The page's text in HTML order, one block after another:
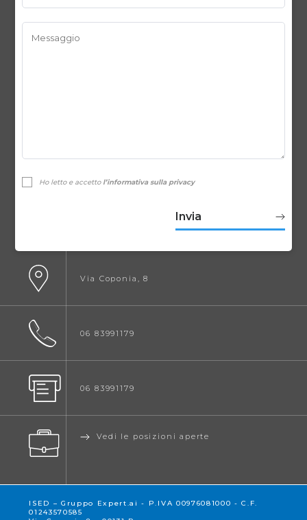
Via Coponia, 8
06 83991179
06 83991179
Vedi le posizioni aperte
Ho letto e accetto l’informativa sulla privacy
ISED – Gruppo Expert.ai - P.IVA 00976081000 - C.F.
01243570585